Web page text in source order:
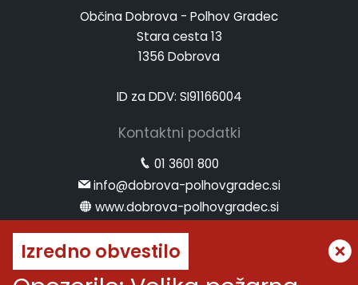
Izredno obvestilo
Občina Dobrova - Polhov Gradec
Stara cesta 13
1356 Dobrova
ID za DDV: SI91166004
Kontaktni podatki
01 3601 800
info@dobrova-polhovgradec.si
www.dobrova-polhovgradec.si
Uradne ure
ponedeljek: od 8.00 do 12.00